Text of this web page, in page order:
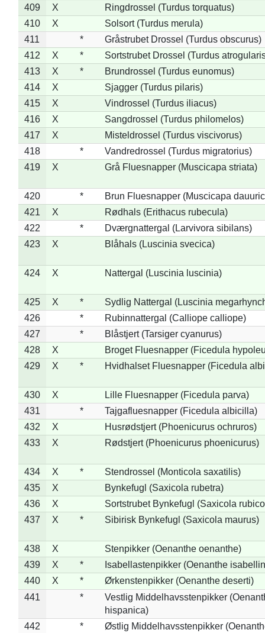
409
X
Ringdrossel (Turdus torquatus)
410
X
Solsort (Turdus merula)
411
*
Gråstrubet Drossel (Turdus obscurus)
412
X *
Sortstrubet Drossel (Turdus
413
X *
Brundrossel (Turdus eunomus)
414
X
Sjagger (Turdus pilaris)
415
X
Vindrossel (Turdus iliacus)
416
X
Sangdrossel (Turdus philomelos)
417
X
Misteldrossel (Turdus viscivorus)
418
*
Vandredrossel (Turdus migratorius)
419
X Grå Fluesnapper (Muscicapa striata)
420 *
Brun Fluesnapper (Muscicapa
421
X
Rødhals (Erithacus rubecula)
422
*
Dværgnattergal (Larvivora sibilans)
423
X Blåhals (Luscinia svecica)
424 X Nattergal (Luscinia luscinia)
425 X *
Sydlig Nattergal (Luscinia
426
*
Rubinnattergal (Calliope calliope)
427
*
Blåstjert (Tarsiger cyanurus)
428
X
Broget Fluesnapper (Ficedula
429
X * Hvidhalset Fluesnapper (Ficedula
430 X
Lille Fluesnapper (Ficedula parva)
431
*
Tajgafluesnapper (Ficedula albicilla)
432
X
Husrødstjert (Phoenicurus ochruros)
433
X Rødstjert (Phoenicurus phoenicurus)
434 X *
Stendrossel (Monticola saxatilis)
435
X
Bynkefugl (Saxicola rubetra)
436
X
Sortstrubet Bynkefugl (Saxicola
437
X * Sibirisk Bynkefugl (Saxicola maurus)
438 X
Stenpikker (Oenanthe oenanthe)
439
X *
Isabellastenpikker (Oenanthe
440
X *
Ørkenstenpikker (Oenanthe deserti)
441
*
Vestlig Middelhavsstenpikker
hispanica)
442
*
Østlig Middelhavsstenpikker